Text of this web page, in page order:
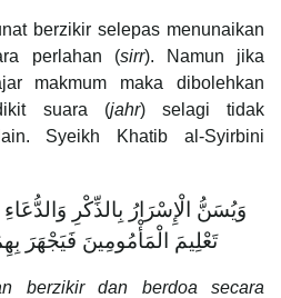
berzikir selepas menunaikan
perlahan (sirr). Namun jika
makmum maka dibolehkan
suara (jahr) selagi tidak
Syeikh Khatib al-Syirbini
وَيُسَنُّ الْإِسْرَارُ بِالذِّكْرِ وَالدُّعَاءِ
تَعْلِيمَ الْمَأْمُومِينَ فَيَجْهَرَ
berzikir dan berdoa secara